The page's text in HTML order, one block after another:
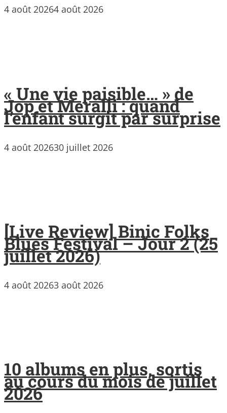
4 août 20264 août 2026
« Une vie paisible… » de
Jop et Meralli : quand
l’enfant surgit par surprise
4 août 202630 juillet 2026
[Live Review] Binic Folks
Blues Festival – Jour 2 (25
juillet 2026)
4 août 20263 août 2026
10 albums en plus, sortis
au cours du mois de juillet
2026